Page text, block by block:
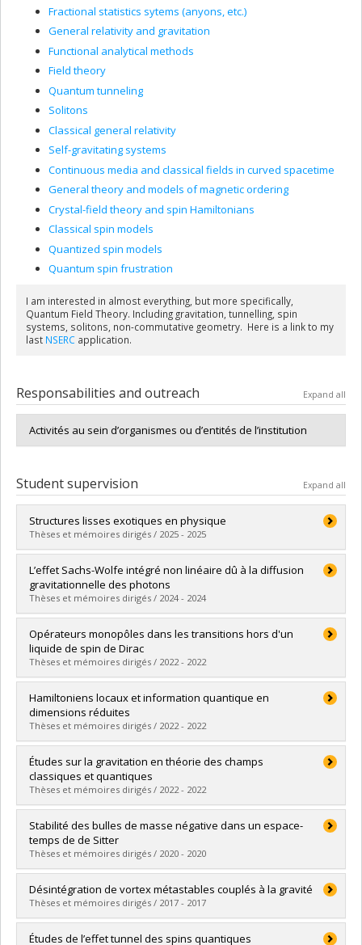
Fractional statistics sytems (anyons, etc.)
General relativity and gravitation
Functional analytical methods
Field theory
Quantum tunneling
Solitons
Classical general relativity
Self-gravitating systems
Continuous media and classical fields in curved spacetime
General theory and models of magnetic ordering
Crystal-field theory and spin Hamiltonians
Classical spin models
Quantized spin models
Quantum spin frustration
I am interested in almost everything, but more specifically,
Quantum Field Theory. Including gravitation, tunnelling, spin
systems, solitons, non-commutative geometry. Here is a link to my
last NSERCapplication.
Responsabilities and outreach Expand all
Activités au sein d’organismes ou d’entités de l’institution
Student supervision Expand all
Structures lisses exotiques en physique
Thèses et mémoires dirigés / 2025 - 2025
Graduate :Chiapi Ngamako, Ulrich
Cycle :Master's
Grade :M. Sc.
Lien vers le document dans Papyrus
L’effet Sachs-Wolfe intégré non linéaire dû à la diffusion
gravitationnelle des photons
Thèses et mémoires dirigés / 2024 - 2024
Graduate : Forget, Thomas
Cycle : Master's
Grade :M. Sc.
Lien vers le document dans Papyrus
Opérateurs monopôles dans les transitions hors d'un
liquide de spin de Dirac
Thèses et mémoires dirigés / 2022 - 2022
Graduate :Dupuis, Éric
Cycle :Doctoral
Grade :Ph. D.
Lien vers le document dans Papyrus
Hamiltoniens locaux et information quantique en
dimensions réduites
Thèses et mémoires dirigés / 2022 - 2022
Graduate :Boudreault, Christian
Cycle :Doctoral
Grade :Ph. D.
Lien vers le document dans Papyrus
Études sur la gravitation en théorie des champs
classiques et quantiques
Thèses et mémoires dirigés / 2022 - 2022
Graduate :Massart, Victor
Cycle : Doctoral
Grade :Ph. D.
Lien vers le document dans Papyrus
Stabilité des bulles de masse négative dans un espace-
temps de de Sitter
Thèses et mémoires dirigés / 2020 - 2020
Graduate :Savard, Antoine
Cycle : Master's
Grade :M. Sc.
Lien vers le document dans Papyrus
Désintégration de vortex métastables couplés à la gravité
Thèses et mémoires dirigés / 2017 - 2017
Graduate :Dupuis, Éric
Études de l’effet tunnel des spins quantiques